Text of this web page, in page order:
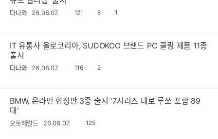
다나와 26.08.07.
읽
121
공
8
댓1
IT 유통사 올로코리아, SUDOKOO 브랜드 PC 쿨링 제품 11종
출시
다나와 26.08.07.
읽
116
공
2
BMW, 온라인 한정판 3종 출시 '7시리즈 네로 루쏘 포함 89
대'
오토헤럴드 26.08.07.
읽
125